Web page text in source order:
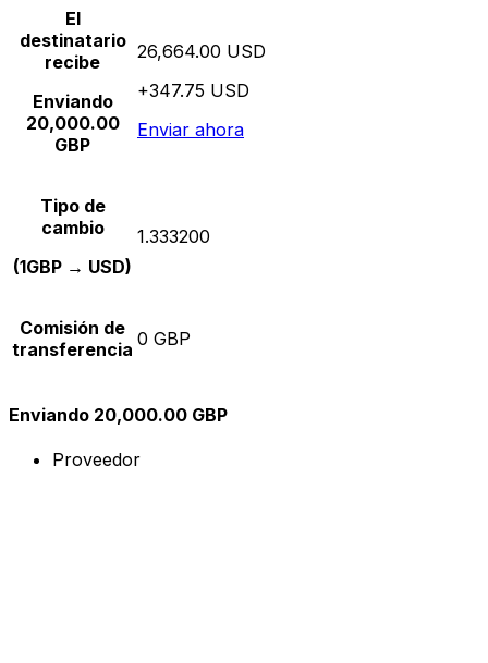
El
destinatario
recibe
Enviando
20,000.00
GBP
26,664.00 USD
+347.75 USD
Enviar ahora
Tipo de
cambio
(1GBP → USD)
1.333200
Comisión de
transferencia 0 GBP
Enviando 20,000.00 GBP
Proveedor